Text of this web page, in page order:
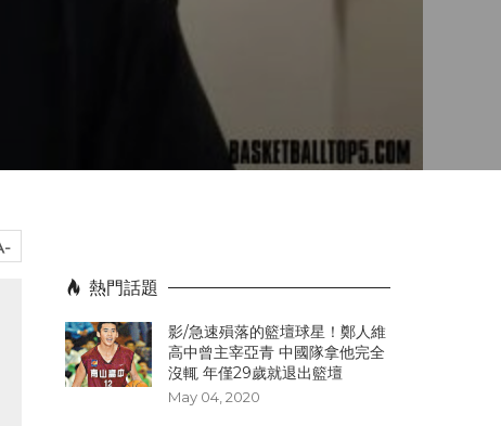
熱門話題
影/急速殞落的籃壇球星！鄭人維
高中曾主宰亞青 中國隊拿他完全
沒輒 年僅29歲就退出籃壇
May 04, 2020